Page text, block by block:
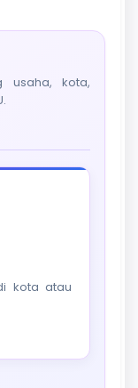
usaha, kota,
kota atau